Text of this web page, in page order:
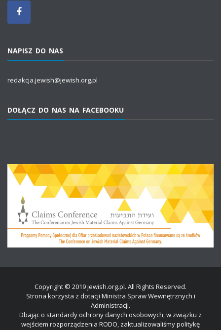
NAPISZ DO NAS
redakcja.jewish@jewish.org.pl
DOŁĄCZ DO NAS NA FACEBOOKU
Copyright © 2019 jewish.org.pl. All Rights Reserved.
Strona korzysta z dotacji Ministra Spraw Wewnętrznych i
Administracji.
Dbając o standardy ochrony danych osobowych, w związku z
wejściem rozporządzenia RODO, zaktualizowaliśmy politykę